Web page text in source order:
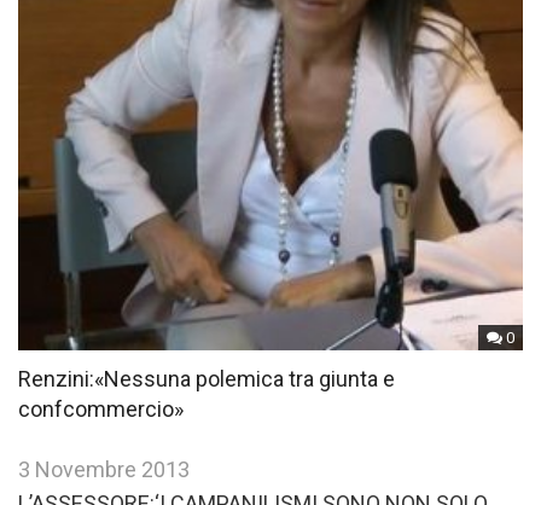
0
Renzini:«Nessuna polemica tra giunta e
confcommercio»
3 Novembre 2013